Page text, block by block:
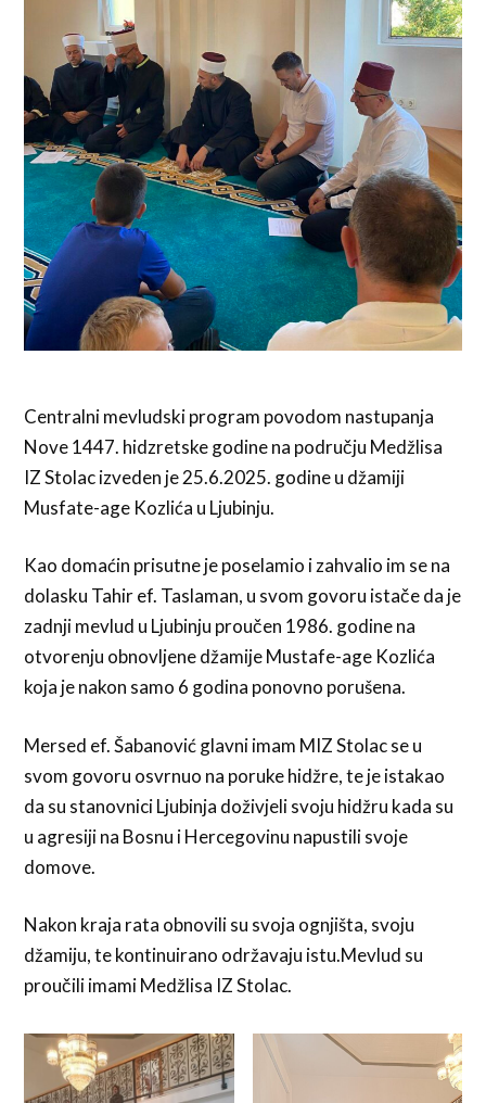
Centralni mevludski program povodom nastupanja
Nove 1447. hidzretske godine na području Medžlisa
IZ Stolac izveden je 25.6.2025. godine u džamiji
Musfate-age Kozlića u Ljubinju.
Kao domaćin prisutne je poselamio i zahvalio im se na
dolasku Tahir ef. Taslaman, u svom govoru istače da je
zadnji mevlud u Ljubinju proučen 1986. godine na
otvorenju obnovljene džamije Mustafe-age Kozlića
koja je nakon samo 6 godina ponovno porušena.
Mersed ef. Šabanović glavni imam MIZ Stolac se u
svom govoru osvrnuo na poruke hidžre, te je istakao
da su stanovnici Ljubinja doživjeli svoju hidžru kada su
u agresiji na Bosnu i Hercegovinu napustili svoje
domove.
Nakon kraja rata obnovili su svoja ognjišta, svoju
džamiju, te kontinuirano održavaju istu.Mevlud su
proučili imami Medžlisa IZ Stolac.